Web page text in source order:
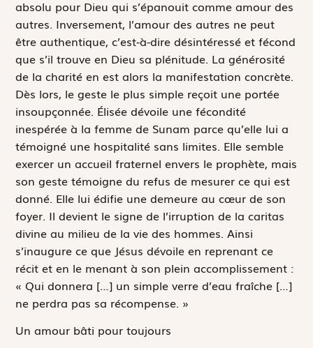
absolu pour Dieu qui s’épanouit comme amour des
autres. Inversement, l’amour des autres ne peut
être authentique, c’est-à-dire désintéressé et fécond
que s’il trouve en Dieu sa plénitude. La générosité
de la charité en est alors la manifestation concrète.
Dès lors, le geste le plus simple reçoit une portée
insoupçonnée. Élisée dévoile une fécondité
inespérée à la femme de Sunam parce qu’elle lui a
témoigné une hospitalité sans limites. Elle semble
exercer un accueil fraternel envers le prophète, mais
son geste témoigne du refus de mesurer ce qui est
donné. Elle lui édifie une demeure au cœur de son
foyer. Il devient le signe de l’irruption de lacaritas
divine au milieu de la vie des hommes. Ainsi
s’inaugure ce que Jésus dévoile en reprenant ce
récit et en le menant à son plein accomplissement :
« Qui donnera […] un simple verre d’eau fraîche […]
ne perdra pas sa récompense. »
Un amour bâti pour toujours